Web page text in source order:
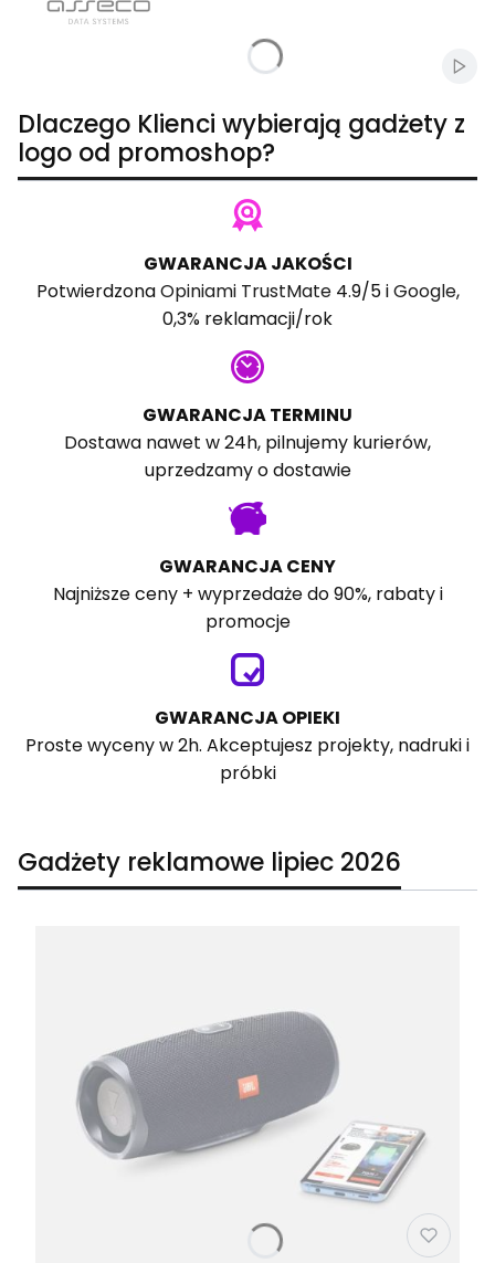
Dlaczego Klienci wybierają gadżety z
logo od promoshop?
GWARANCJA JAKOŚCI
PotwierdzonaOpiniami TrustMate4.9/5 iGoogle,
0,3% reklamacji/rok
GWARANCJA TERMINU
Dostawa nawet w 24h, pilnujemy kurierów,
uprzedzamy o dostawie
GWARANCJA CENY
Najniższe ceny + wyprzedaże do 90%, rabaty i
promocje
GWARANCJA OPIEKI
Proste wyceny w 2h. Akceptujesz projekty, nadruki i
próbki
Gadżety reklamowe lipiec 2026